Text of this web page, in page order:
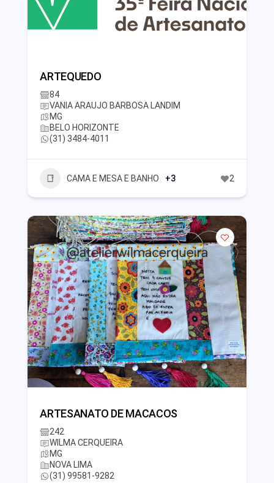
ARTEQUEDO
84
VANIA ARAUJO BARBOSA LANDIM
MG
BELO HORIZONTE
(31) 3484-4011
CAMA E MESA E BANHO +3 2
ARTESANATO DE MACACOS
242
WILMA CERQUEIRA
MG
NOVA LIMA
(31) 99581-9282